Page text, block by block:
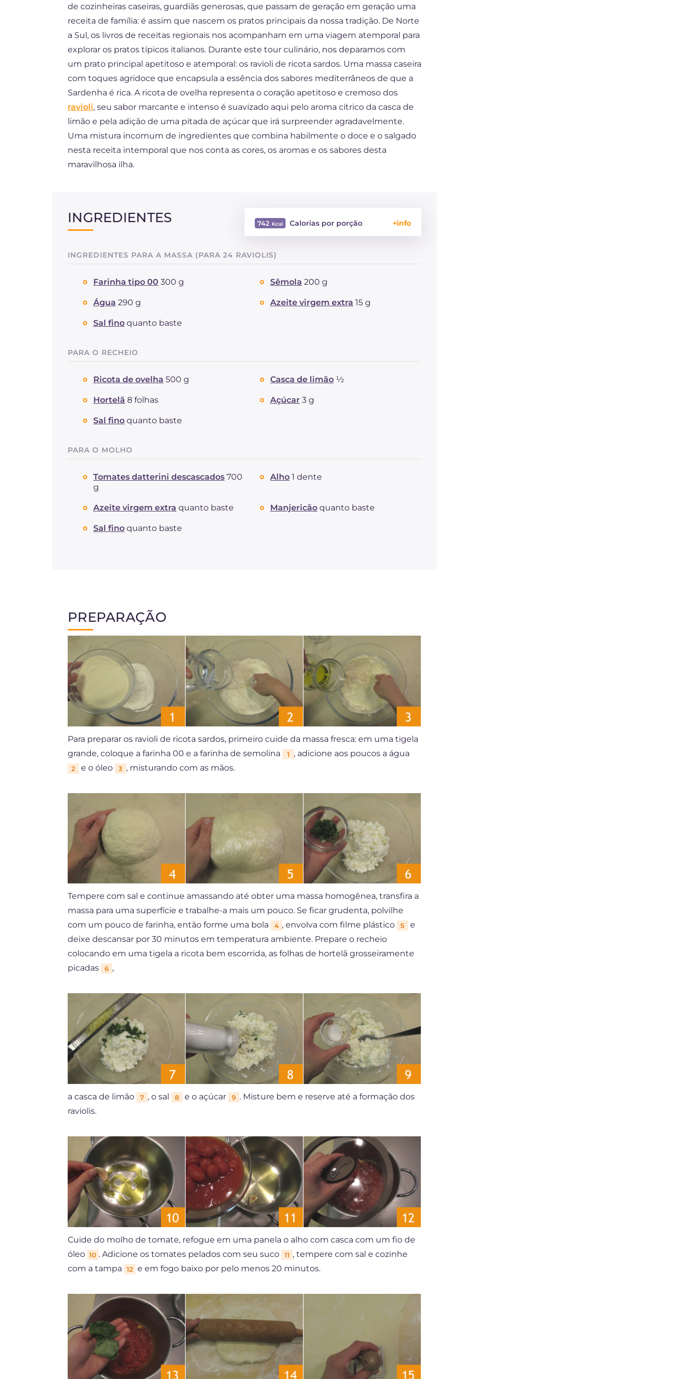
DE
NL
de cozinheiras caseiras, guardiãs generosas, que passam de geração em geração uma
receita de família: é assim que nascem os pratos principais da nossa tradição. De Norte
a Sul, os livros de receitas regionais nos acompanham em uma viagem atemporal para
explorar os pratos típicos italianos. Durante este tour culinário, nos deparamos com
um prato principal apetitoso e atemporal: os ravioli de ricota sardos. Uma massa caseira
com toques agridoce que encapsula a essência dos sabores mediterrâneos de que a
Sardenha é rica. A ricota de ovelha representa o coração apetitoso e cremoso dos
ravioli, seu sabor marcante e intenso é suavizado aqui pelo aroma cítrico da casca de
limão e pela adição de uma pitada de açúcar que irá surpreender agradavelmente.
Uma mistura incomum de ingredientes que combina habilmente o doce e o salgado
nesta receita intemporal que nos conta as cores, os aromas e os sabores desta
maravilhosa ilha.
INGREDIENTES 742 Calorias por porção
Carboidratos
Proteína
Gorduras
das quais gorduras
INGREDIENTES PARA A MASSA (PARA 24 RAVIOLIS)
Farinha tipo 00 300 g Sêmola 200 g
Água 290 g Azeite virgem extra 15 g
Sal fino quanto baste
PARA O RECHEIO
Ricota de ovelha 500 g Casca de limão ½
Hortelã 8 folhas Açúcar 3 g
Sal fino quanto baste
PARA O MOLHO
Tomates datterini descascados 700
g
Alho 1 dente
Azeite virgem extra quanto baste Manjericão quanto baste
Sal fino quanto baste
PREPARAÇÃO
Para preparar os ravioli de ricota sardos, primeiro cuide da massa fresca: em uma tigela
grande, coloque a farinha 00 e a farinha de semolina
1 , adicione aos poucos a água
2 e o óleo 3 , misturando com as mãos.
Tempere com sal e continue amassando até obter uma massa homogênea, transfira a
massa para uma superfície e trabalhe-a mais um pouco. Se ficar grudenta, polvilhe
com um pouco de farinha, então forme uma bola
4 , envolva com filme plástico 5
e
deixe descansar por 30 minutos em temperatura ambiente. Prepare o recheio
colocando em uma tigela a ricota bem escorrida, as folhas de hortelã grosseiramente
picadas
6 ,
a casca de limão 7 , o sal 8 e o açúcar 9 . Misture bem e reserve até a formação dos
raviolis.
Cuide do molho de tomate, refogue em uma panela o alho com casca com um fio de
óleo 10 . Adicione os tomates pelados com seu suco 11 , tempere com sal e cozinhe
com a tampa
12 e em fogo baixo por pelo menos 20 minutos.